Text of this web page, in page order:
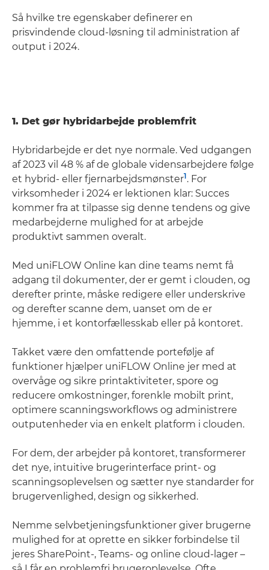
Så hvilke tre egenskaber definerer en
prisvindende cloud-løsning til administration af
output i 2024.
1. Det gør hybridarbejde problemfrit
Hybridarbejde er det nye normale. Ved udgangen
af 2023 vil 48 % af de globale vidensarbejdere følge
et hybrid- eller fjernarbejdsmønster1. For
virksomheder i 2024 er lektionen klar: Succes
kommer fra at tilpasse sig denne tendens og give
medarbejderne mulighed for at arbejde
produktivt sammen overalt.
Med uniFLOW Online kan dine teams nemt få
adgang til dokumenter, der er gemt i clouden, og
derefter printe, måske redigere eller underskrive
og derefter scanne dem, uanset om de er
hjemme, i et kontorfællesskab eller på kontoret.
Takket være den omfattende portefølje af
funktioner hjælper uniFLOW Online jer med at
overvåge og sikre printaktiviteter, spore og
reducere omkostninger, forenkle mobilt print,
optimere scanningsworkflows og administrere
outputenheder via en enkelt platform i clouden.
For dem, der arbejder på kontoret, transformerer
det nye, intuitive brugerinterface print- og
scanningsoplevelsen og sætter nye standarder for
brugervenlighed, design og sikkerhed.
Nemme selvbetjeningsfunktioner giver brugerne
mulighed for at oprette en sikker forbindelse til
jeres SharePoint-, Teams- og online cloud-lager –